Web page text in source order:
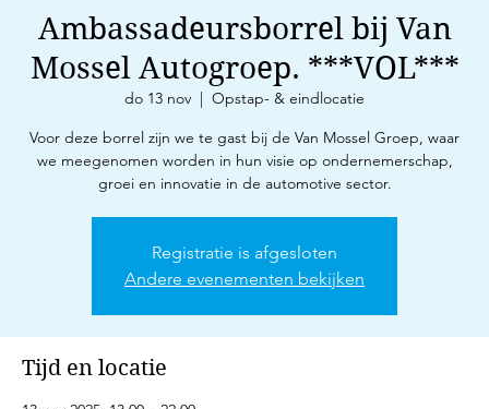
Ambassadeursborrel bij Van
Mossel Autogroep. ***VOL***
do 13 nov
  |
Opstap- & eindlocatie
Voor deze borrel zijn we te gast bij de Van Mossel Groep, waar
we meegenomen worden in hun visie op ondernemerschap,
groei en innovatie in de automotive sector.
Registratie is afgesloten
Andere evenementen bekijken
Tijd en locatie